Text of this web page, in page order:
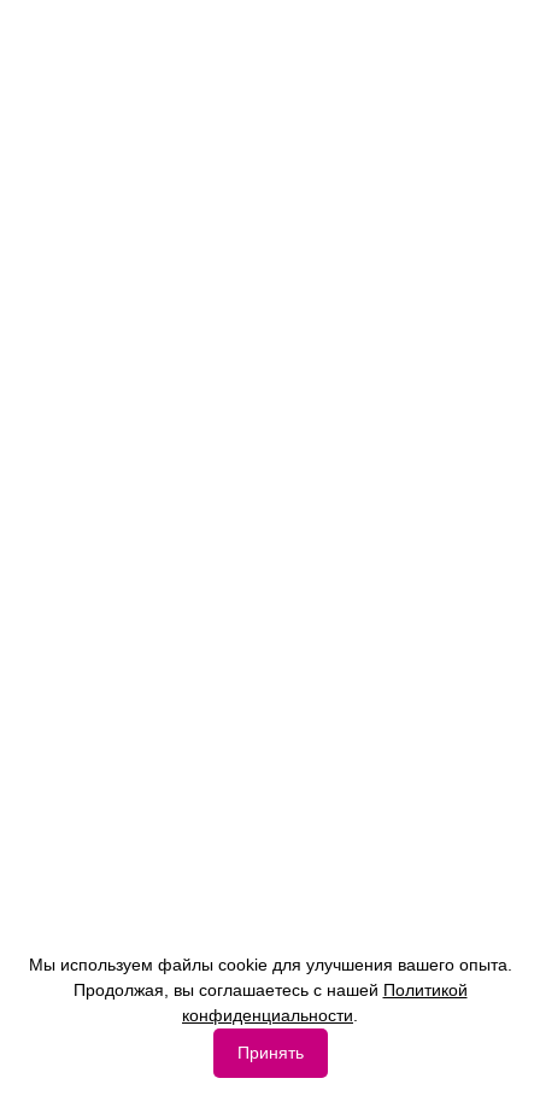
Мы используем файлы cookie для улучшения вашего опыта.
Продолжая, вы соглашаетесь с нашей Политикой
конфиденциальности
Принять